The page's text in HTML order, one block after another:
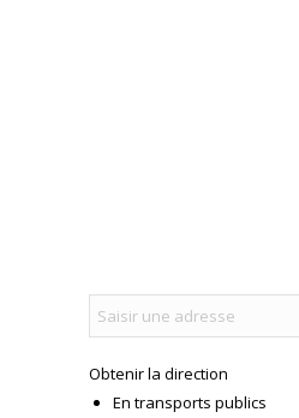
Obtenir la direction
En transports publics